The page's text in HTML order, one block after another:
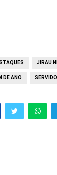
JIRAU
DE ANO